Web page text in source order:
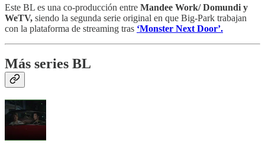
Este BL es una co-producción entre Mandee Work/ Domundi y
WeTV, siendo la segunda serie original en que Big-Park trabajan
con la plataforma de streaming tras ‘Monster Next Door’.
Más series BL